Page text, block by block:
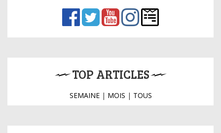
TOP ARTICLES
SEMAINE| MOIS | TOUS